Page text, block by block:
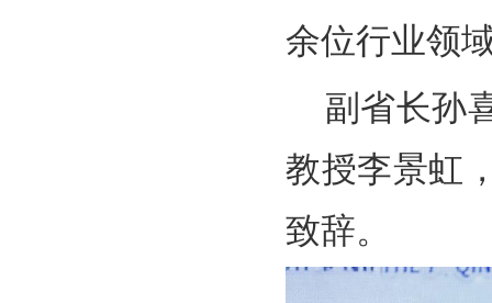
余位行业领
副省长孙
教授李景虹
致辞。